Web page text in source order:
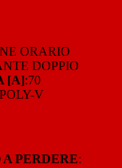
ORARIO
DOPPIO
[A]:70
V
PERDERE: